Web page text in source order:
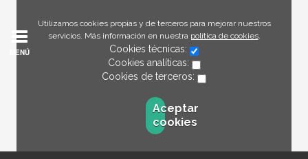
Utilizamos cookies propias y de terceros para mejorar nuestros
servicios. Más información en nuestra política de cookies.
Cookies técnicas:
Cookies analíticas:
Cookies de terceros:
Aceptar
cookies
MENÚ